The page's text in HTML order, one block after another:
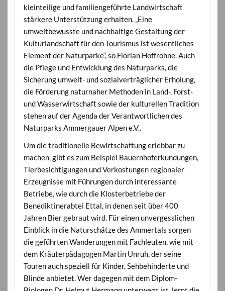
kleinteilige und familiengeführte Landwirtschaft
stärkere Unterstützung erhalten. „Eine
umweltbewusste und nachhaltige Gestaltung der
Kulturlandschaft für den Tourismus ist wesentliches
Element der Naturparke“, so Florian Hoffrohne. Auch
die Pflege und Entwicklung des Naturparks, die
Sicherung umwelt- und sozialverträglicher Erholung,
die Förderung naturnaher Methoden in Land-, Forst-
und Wasserwirtschaft sowie der kulturellen Tradition
stehen auf der Agenda der Verantwortlichen des
Naturparks Ammergauer Alpen e.V..
Um die traditionelle Bewirtschaftung erlebbar zu
machen, gibt es zum Beispiel Bauernhoferkundungen,
Tierbesichtigungen und Verkostungen regionaler
Erzeugnisse mit Führungen durch interessante
Betriebe, wie durch die Klosterbetriebe der
Benediktinerabtei Ettal, in denen seit über 400
Jahren Bier gebraut wird. Für einen unvergesslichen
Einblick in die Naturschätze des Ammertals sorgen
die geführten Wanderungen mit Fachleuten, wie mit
dem Kräuterpädagogen Martin Unruh, der seine
Touren auch speziell für Kinder, Sehbehinderte und
Blinde anbietet. Wer dagegen mit dem Diplom-